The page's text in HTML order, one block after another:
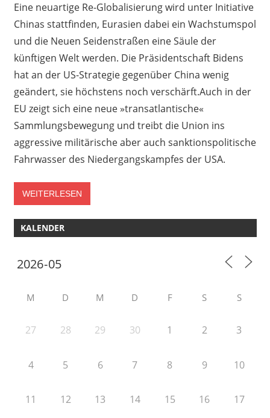
Eine neuartige Re-Globalisierung wird unter Initiative
Chinas stattfinden, Eurasien dabei ein Wachstumspol
und die Neuen Seidenstraßen eine Säule der
künftigen Welt werden. Die Präsidentschaft Bidens
hat an der US-Strategie gegenüber China wenig
geändert, sie höchstens noch verschärft.Auch in der
EU zeigt sich eine neue »transatlantische«
Sammlungsbewegung und treibt die Union ins
aggressive militärische aber auch sanktionspolitische
Fahrwasser des Niedergangskampfes der USA.
WEITERLESEN
KALENDER
M D M D F S S
27 28 29 30 1 2 3
4 5 6 7 8 9 10
11 12 13 14 15 16 17